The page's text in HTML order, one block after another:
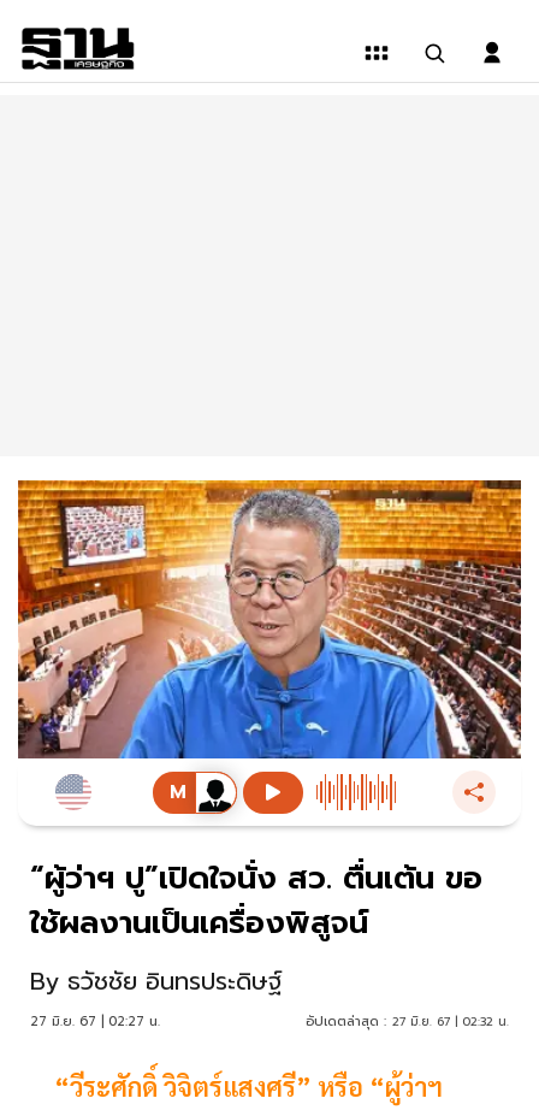
“ผู้ว่าฯ ปู”เปิดใจนั่ง สว. ตื่นเต้น ขอ
ใช้ผลงานเป็นเครื่องพิสูจน์
By ธวัชชัย อินทรประดิษฐ์
27 มิ.ย. 67 | 02:27 น. อัปเดตล่าสุด : 27 มิ.ย. 67 | 02:32 น.
“วีระศักดิ์ วิจิตร์แสงศรี” หรือ “ผู้ว่าฯ